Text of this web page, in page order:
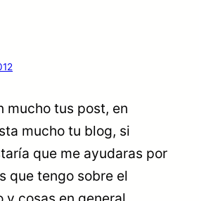
mucho tus post, en
mucho tu blog, si
que me ayudaras por
que tengo sobre el